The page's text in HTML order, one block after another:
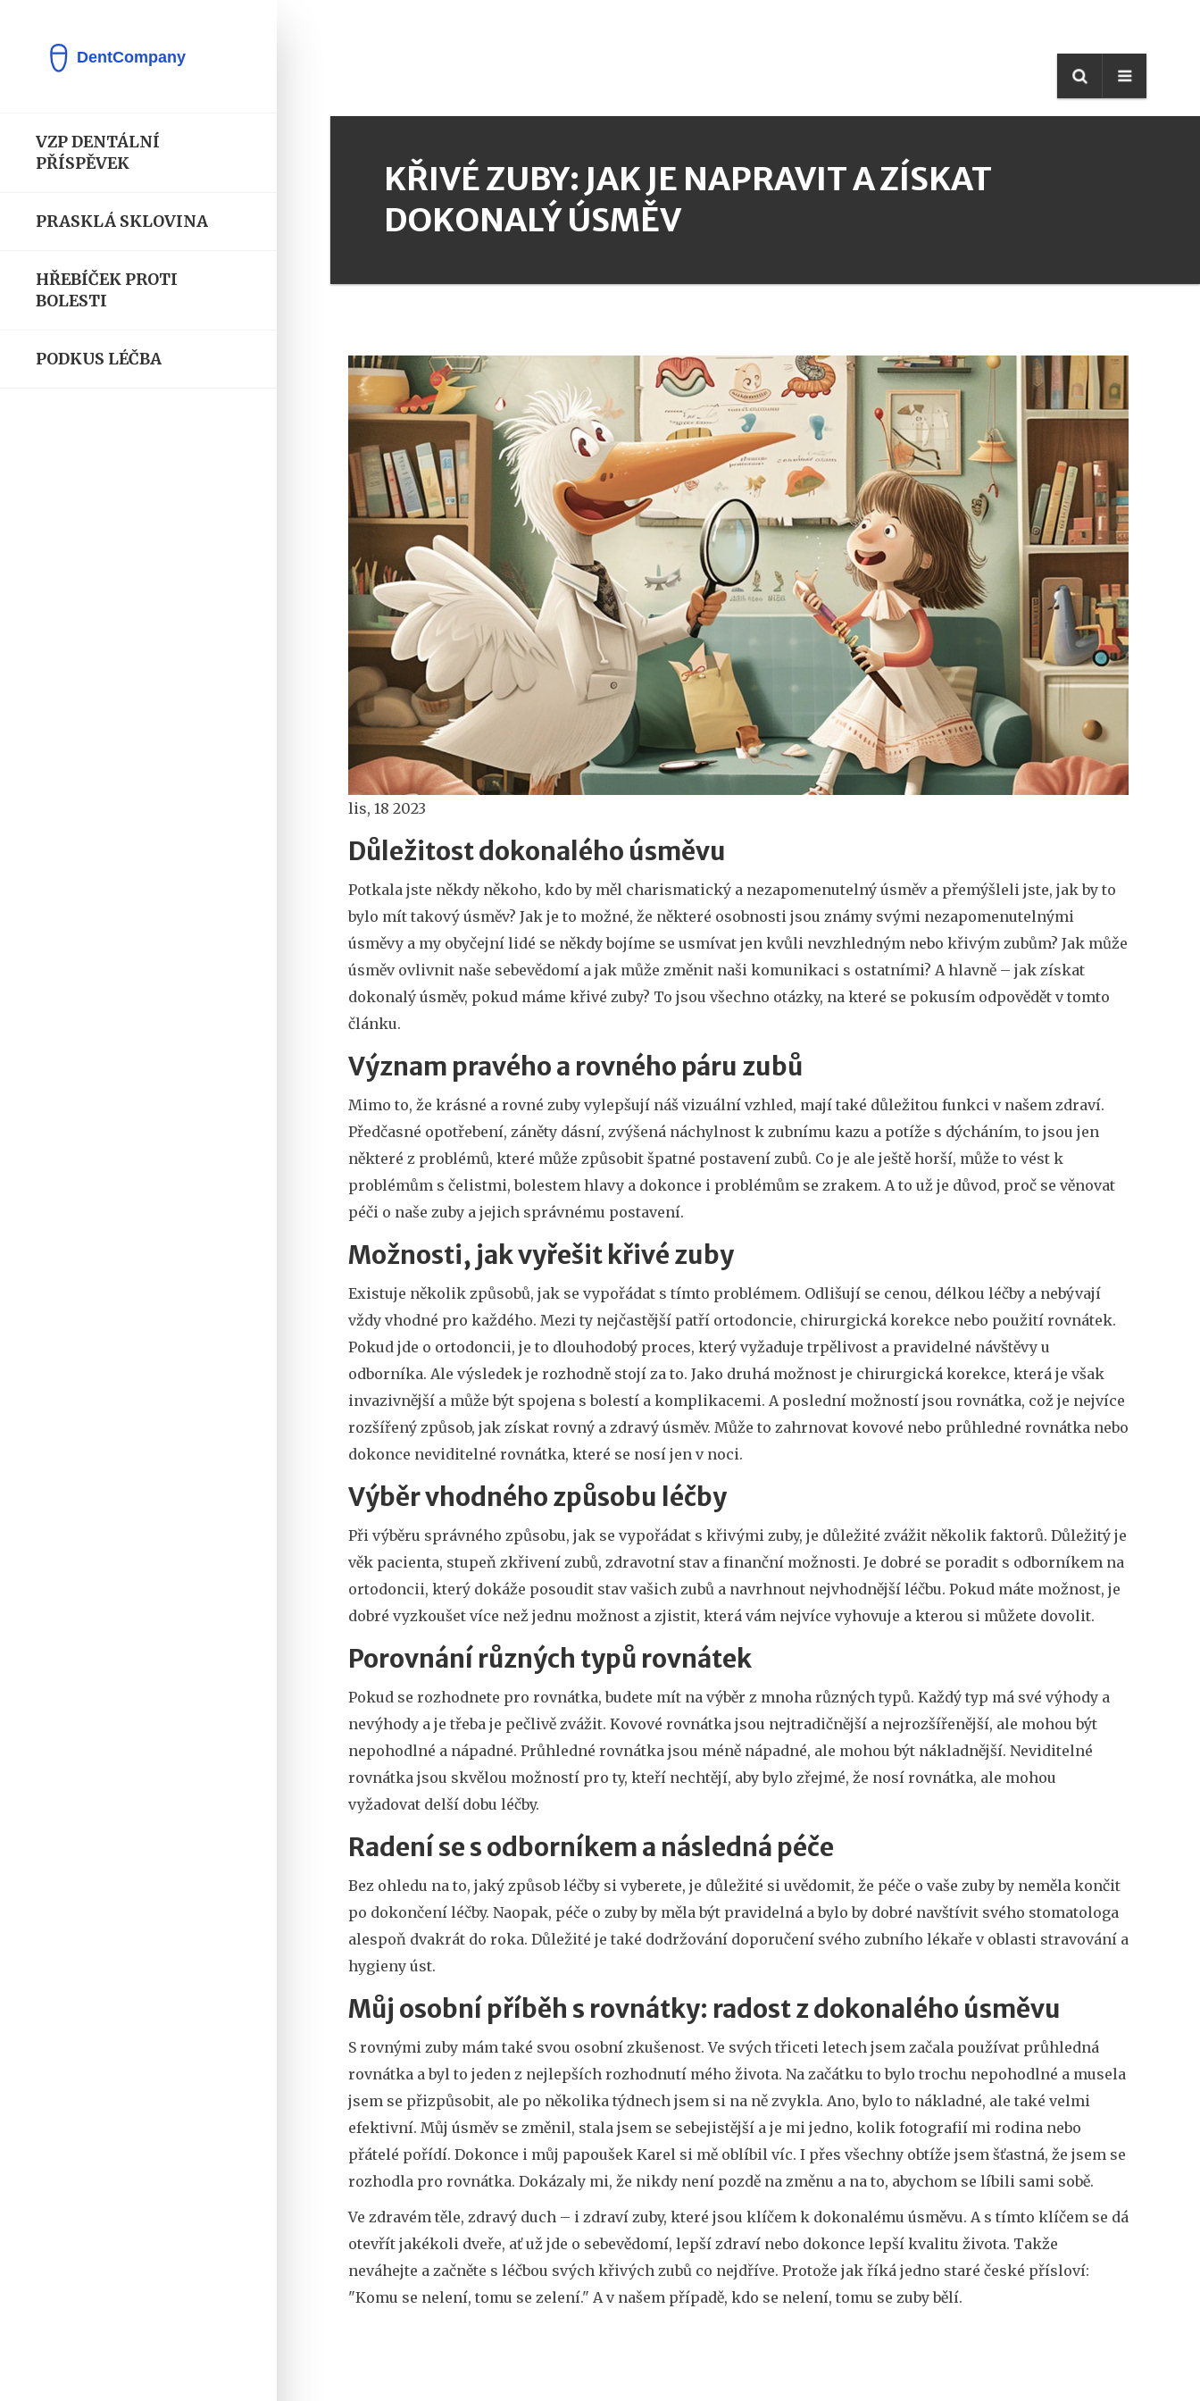
VZP DENTÁLNÍ
PŘÍSPĚVEK
PRASKLÁ SKLOVINA
HŘEBÍČEK PROTI
BOLESTI
PODKUS LÉČBA
KŘIVÉ ZUBY: JAK JE NAPRAVIT A ZÍSKAT
DOKONALÝ ÚSMĚV
lis, 18 2023
Důležitost dokonalého úsměvu
Potkala jste někdy někoho, kdo by měl charismatický a nezapomenutelný úsměv a přemýšleli jste, jak by to
bylo mít takový úsměv? Jak je to možné, že některé osobnosti jsou známy svými nezapomenutelnými
úsměvy a my obyčejní lidé se někdy bojíme se usmívat jen kvůli nevzhledným nebo křivým zubům? Jak může
úsměv ovlivnit naše sebevědomí a jak může změnit naši komunikaci s ostatními? A hlavně – jak získat
dokonalý úsměv, pokud máme křivé zuby? To jsou všechno otázky, na které se pokusím odpovědět v tomto
článku.
Význam pravého a rovného páru zubů
Mimo to, že krásné a rovné zuby vylepšují náš vizuální vzhled, mají také důležitou funkci v našem zdraví.
Předčasné opotřebení, záněty dásní, zvýšená náchylnost k zubnímu kazu a potíže s dýcháním, to jsou jen
některé z problémů, které může způsobit špatné postavení zubů. Co je ale ještě horší, může to vést k
problémům s čelistmi, bolestem hlavy a dokonce i problémům se zrakem. A to už je důvod, proč se věnovat
péči o naše zuby a jejich správnému postavení.
Možnosti, jak vyřešit křivé zuby
Existuje několik způsobů, jak se vypořádat s tímto problémem. Odlišují se cenou, délkou léčby a nebývají
vždy vhodné pro každého. Mezi ty nejčastější patří ortodoncie, chirurgická korekce nebo použití rovnátek.
Pokud jde o ortodoncii, je to dlouhodobý proces, který vyžaduje trpělivost a pravidelné návštěvy u
odborníka. Ale výsledek je rozhodně stojí za to. Jako druhá možnost je chirurgická korekce, která je však
invazivnější a může být spojena s bolestí a komplikacemi. A poslední možností jsou rovnátka, což je nejvíce
rozšířený způsob, jak získat rovný a zdravý úsměv. Může to zahrnovat kovové nebo průhledné rovnátka nebo
dokonce neviditelné rovnátka, které se nosí jen v noci.
Výběr vhodného způsobu léčby
Při výběru správného způsobu, jak se vypořádat s křivými zuby, je důležité zvážit několik faktorů. Důležitý je
věk pacienta, stupeň zkřivení zubů, zdravotní stav a finanční možnosti. Je dobré se poradit s odborníkem na
ortodoncii, který dokáže posoudit stav vašich zubů a navrhnout nejvhodnější léčbu. Pokud máte možnost, je
dobré vyzkoušet více než jednu možnost a zjistit, která vám nejvíce vyhovuje a kterou si můžete dovolit.
Porovnání různých typů rovnátek
Pokud se rozhodnete pro rovnátka, budete mít na výběr z mnoha různých typů. Každý typ má své výhody a
nevýhody a je třeba je pečlivě zvážit. Kovové rovnátka jsou nejtradičnější a nejrozšířenější, ale mohou být
nepohodlné a nápadné. Průhledné rovnátka jsou méně nápadné, ale mohou být nákladnější. Neviditelné
rovnátka jsou skvělou možností pro ty, kteří nechtějí, aby bylo zřejmé, že nosí rovnátka, ale mohou
vyžadovat delší dobu léčby.
Radení se s odborníkem a následná péče
Bez ohledu na to, jaký způsob léčby si vyberete, je důležité si uvědomit, že péče o vaše zuby by neměla končit
po dokončení léčby. Naopak, péče o zuby by měla být pravidelná a bylo by dobré navštívit svého stomatologa
alespoň dvakrát do roka. Důležité je také dodržování doporučení svého zubního lékaře v oblasti stravování a
hygieny úst.
Můj osobní příběh s rovnátky: radost z dokonalého úsměvu
S rovnými zuby mám také svou osobní zkušenost. Ve svých třiceti letech jsem začala používat průhledná
rovnátka a byl to jeden z nejlepších rozhodnutí mého života. Na začátku to bylo trochu nepohodlné a musela
jsem se přizpůsobit, ale po několika týdnech jsem si na ně zvykla. Ano, bylo to nákladné, ale také velmi
efektivní. Můj úsměv se změnil, stala jsem se sebejistější a je mi jedno, kolik fotografií mi rodina nebo
přátelé pořídí. Dokonce i můj papoušek Karel si mě oblíbil víc. I přes všechny obtíže jsem šťastná, že jsem se
rozhodla pro rovnátka. Dokázaly mi, že nikdy není pozdě na změnu a na to, abychom se líbili sami sobě.
Ve zdravém těle, zdravý duch – i zdraví zuby, které jsou klíčem k dokonalému úsměvu. A s tímto klíčem se dá
otevřít jakékoli dveře, ať už jde o sebevědomí, lepší zdraví nebo dokonce lepší kvalitu života. Takže
neváhejte a začněte s léčbou svých křivých zubů co nejdříve. Protože jak říká jedno staré české přísloví:
"Komu se nelení, tomu se zelení." A v našem případě, kdo se nelení, tomu se zuby bělí.